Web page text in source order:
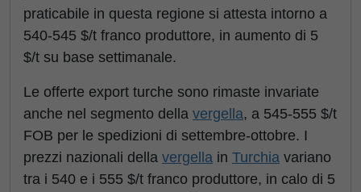
praticabile in questa regione si attesta intorno a
540-545 $/t franco produttore, in aumento di 5
$/t su base settimanale.
Le offerte export turche sono rimaste invariate
anche nel segmento della vergella, a 545-555 $/t
FOB per le spedizioni di settembre-ottobre. I
prezzi nazionali della vergella in Turchia variano
tra i 540 e i 555 $/t franco produttore, in calo di 5